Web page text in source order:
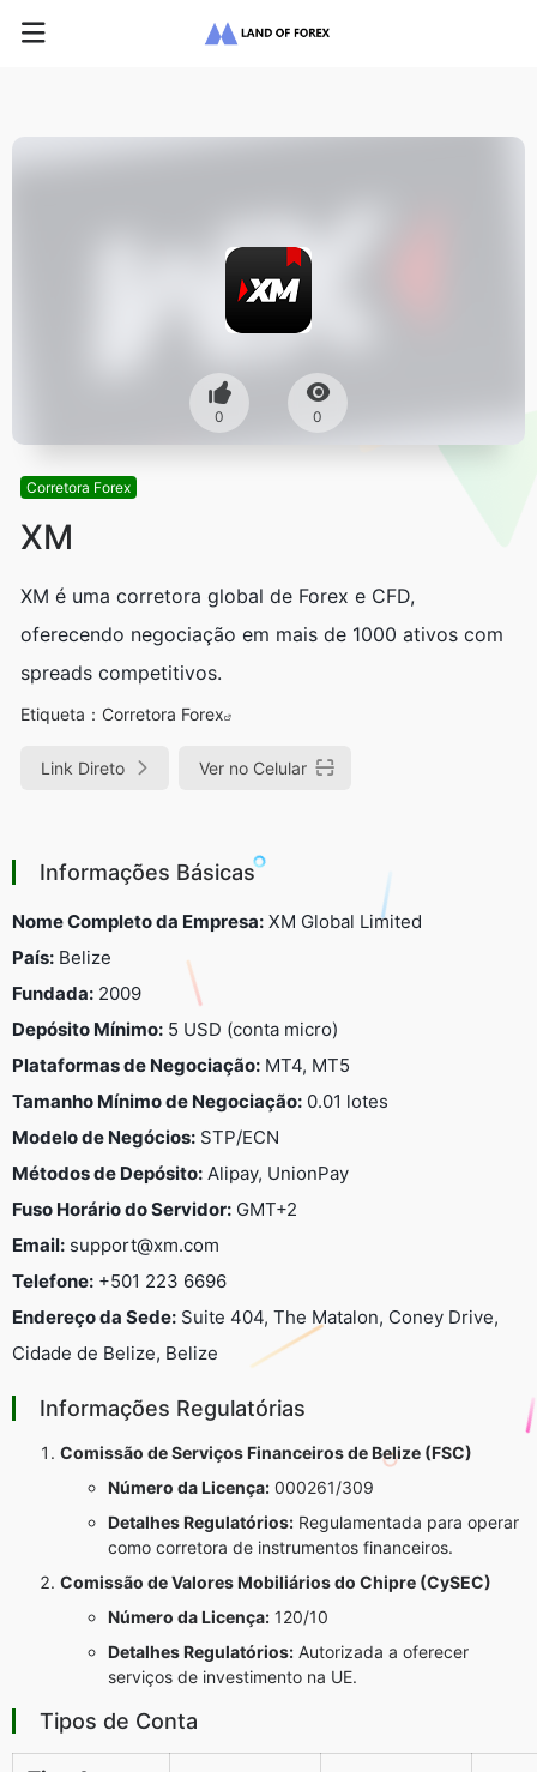
0 0
Corretora Forex
XM
XM é uma corretora global de Forex e CFD,
oferecendo negociação em mais de 1000 ativos com
spreads competitivos.
Etiqueta： Corretora Forex
Link Direto Ver no Celular
Informações Básicas
Nome Completo da Empresa: XM Global Limited
País: Belize
Fundada: 2009
Depósito Mínimo: 5 USD (conta micro)
Plataformas de Negociação: MT4, MT5
Tamanho Mínimo de Negociação: 0.01 lotes
Modelo de Negócios: STP/ECN
Métodos de Depósito: Alipay, UnionPay
Fuso Horário do Servidor: GMT+2
Email: support@xm.com
Telefone: +501 223 6696
Endereço da Sede: Suite 404, The Matalon, Coney Drive,
Cidade de Belize, Belize
Informações Regulatórias
Comissão de Serviços Financeiros de Belize (FSC)
Número da Licença: 000261/309
Detalhes Regulatórios: Regulamentada para operar
como corretora de instrumentos financeiros.
Comissão de Valores Mobiliários do Chipre (CySEC)
Número da Licença: 120/10
Detalhes Regulatórios: Autorizada a oferecer
serviços de investimento na UE.
Tipos de Conta